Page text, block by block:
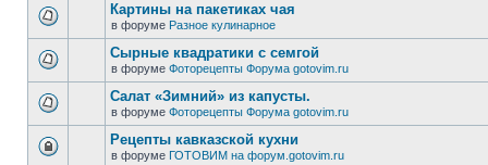
Картины на пакетиках чая
в форуме Разное кулинарное
Сырные квадратики с семгой
в форуме Фоторецепты Форума gotovim.ru
Салат «Зимний» из капусты.
в форуме Фоторецепты Форума gotovim.ru
Рецепты кавказской кухни
в форуме ГОТОВИМ на форум.gotovim.ru